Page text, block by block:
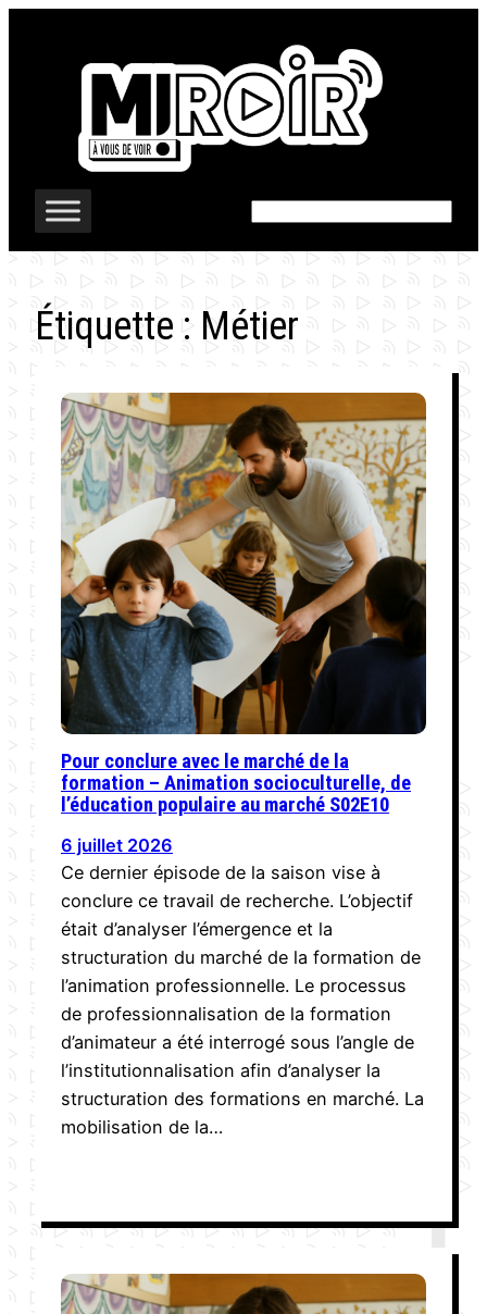
Étiquette : Métier
Pour conclure avec le marché de la
formation – Animation socioculturelle, de
l’éducation populaire au marché S02E10
6 juillet 2026
Ce dernier épisode de la saison vise à
conclure ce travail de recherche. L’objectif
était d’analyser l’émergence et la
structuration du marché de la formation de
l’animation professionnelle. Le processus
de professionnalisation de la formation
d’animateur a été interrogé sous l’angle de
l’institutionnalisation afin d’analyser la
structuration des formations en marché. La
mobilisation de la…